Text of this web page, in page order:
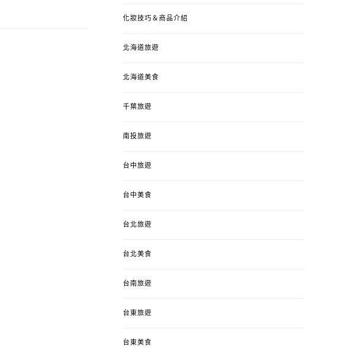
化妝技巧＆商品介紹
北海道旅遊
北海道美食
千葉旅遊
南投旅遊
台中旅遊
台中美食
台北旅遊
台北美食
台南旅遊
台東旅遊
台東美食